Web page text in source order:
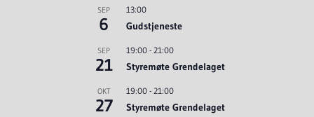
SEP
6
13:00
Gudstjeneste
SEP
21
19:00 - 21:00
Styremøte Grendelaget
OKT
27
19:00 - 21:00
Styremøte Grendelaget